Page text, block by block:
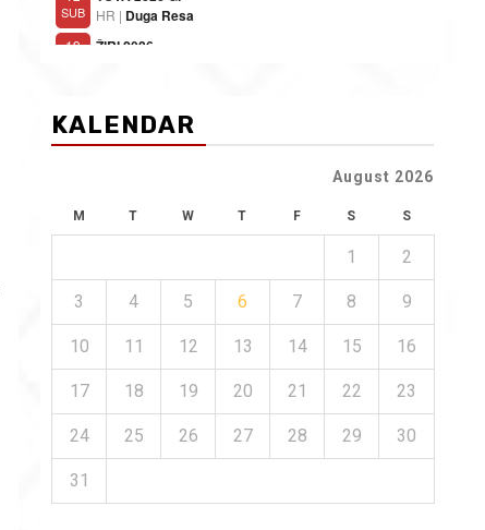
KALENDAR
August 2026
M T W T F S S
1 2
3 4 5 6 7 8 9
10 11 12 13 14 15 16
17 18 19 20 21 22 23
24 25 26 27 28 29 30
31